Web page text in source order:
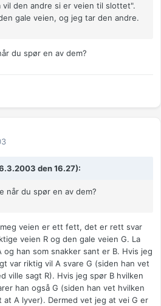
vil den andre si er veien til slottet".
gale veien, og jeg tar den andre.
du spør en av dem?
den 16.27):
når du spør en av dem?
veien er ett fett, det er rett svar
veien R og den gale veien G. La
han som snakker sant er B. Hvis jeg
var riktig vil A svare G (siden han vet
ville sagt R). Hvis jeg spør B hvilken
han også G (siden han vet hvilken
A lyver). Dermed vet jeg at vei G er